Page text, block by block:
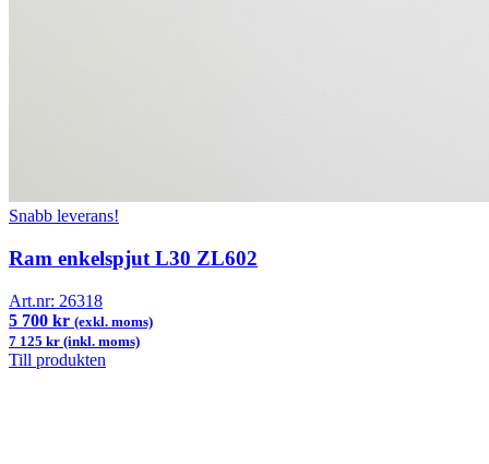
Snabb leverans!
Ram enkelspjut L30 ZL602
Art.nr: 26318
5 700 kr (exkl. moms)
7 125 kr (inkl. moms)
Till produkten